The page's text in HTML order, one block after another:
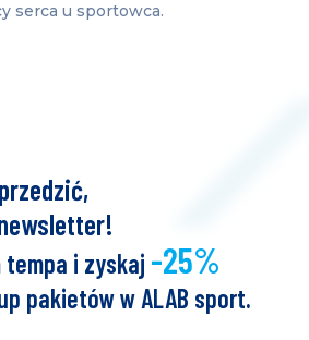
serca u sportowca.
tempa i zyskaj -25%
pakietów w ALAB sport.